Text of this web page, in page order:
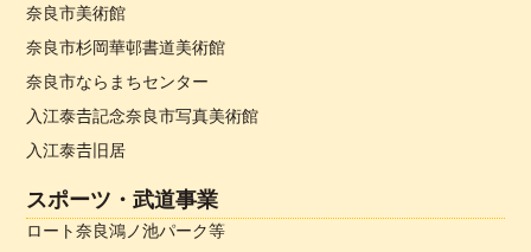
奈良市美術館
奈良市杉岡華邨書道美術館
奈良市ならまちセンター
入江泰𠮷記念奈良市写真美術館
入江泰𠮷旧居
スポーツ・武道事業
ロート奈良鴻ノ池パーク等